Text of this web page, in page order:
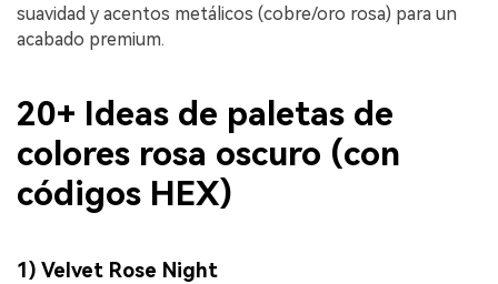
suavidad y acentos metálicos (cobre/oro rosa) para un
acabado premium.
20+ Ideas de paletas de
colores rosa oscuro (con
códigos HEX)
1) Velvet Rose Night